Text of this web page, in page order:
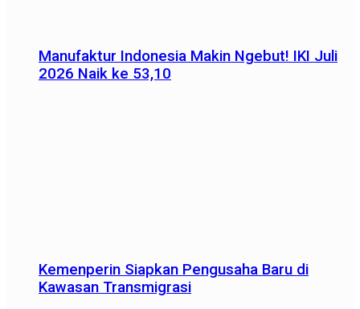
Manufaktur Indonesia Makin Ngebut! IKI Juli
2026 Naik ke 53,10
Kemenperin Siapkan Pengusaha Baru di
Kawasan Transmigrasi